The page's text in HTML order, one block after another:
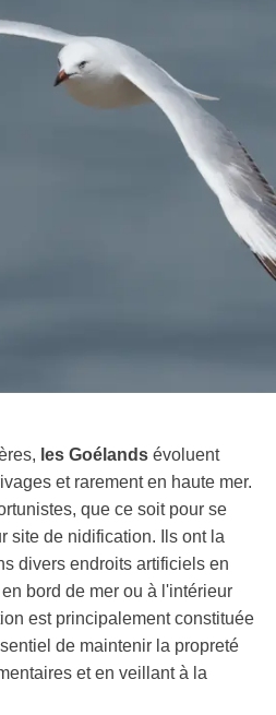
les Goélands évoluent
et rarement en haute mer.
que ce soit pour se
site de nidification. Ils ont la
divers endroits artificiels en
bord de mer ou à l'intérieur
est principalement constituée
de maintenir la propreté
et en veillant à la